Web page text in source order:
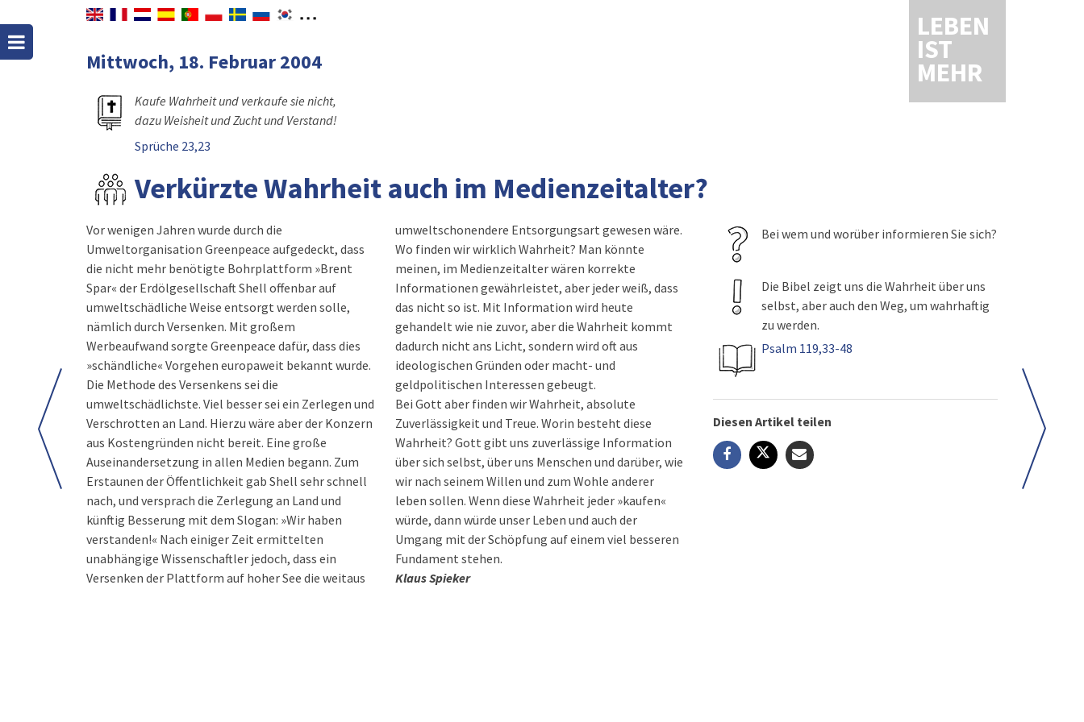
LEBEN
IST
MEHR
Mittwoch, 18. Februar 2004
Kaufe Wahrheit und verkaufe sie nicht,
dazu Weisheit und Zucht und Verstand!
Sprüche 23,23
Verkürzte Wahrheit auch im Medienzeitalter?
Vor wenigen Jahren wurde durch die
Umweltorganisation Greenpeace aufgedeckt, dass
die nicht mehr benötigte Bohrplattform »Brent
Spar« der Erdölgesellschaft Shell offenbar auf
umweltschädliche Weise entsorgt werden solle,
nämlich durch Versenken. Mit großem
Werbeaufwand sorgte Greenpeace dafür, dass dies
»schändliche« Vorgehen europaweit bekannt wurde.
Die Methode des Versenkens sei die
umweltschädlichste. Viel besser sei ein Zerlegen und
Verschrotten an Land. Hierzu wäre aber der Konzern
aus Kostengründen nicht bereit. Eine große
Auseinandersetzung in allen Medien begann. Zum
Erstaunen der Öffentlichkeit gab Shell sehr schnell
nach, und versprach die Zerlegung an Land und
künftig Besserung mit dem Slogan: »Wir haben
verstanden!« Nach einiger Zeit ermittelten
unabhängige Wissenschaftler jedoch, dass ein
Versenken der Plattform auf hoher See die weitaus
umweltschonendere Entsorgungsart gewesen wäre.
Wo finden wir wirklich Wahrheit? Man könnte
meinen, im Medienzeitalter wären korrekte
Informationen gewährleistet, aber jeder weiß, dass
das nicht so ist. Mit Information wird heute
gehandelt wie nie zuvor, aber die Wahrheit kommt
dadurch nicht ans Licht, sondern wird oft aus
ideologischen Gründen oder macht- und
geldpolitischen Interessen gebeugt.
Bei Gott aber finden wir Wahrheit, absolute
Zuverlässigkeit und Treue. Worin besteht diese
Wahrheit? Gott gibt uns zuverlässige Information
über sich selbst, über uns Menschen und darüber, wie
wir nach seinem Willen und zum Wohle anderer
leben sollen. Wenn diese Wahrheit jeder »kaufen«
würde, dann würde unser Leben und auch der
Umgang mit der Schöpfung auf einem viel besseren
Fundament stehen.
Klaus Spieker
Bei wem und worüber informieren Sie sich?
Die Bibel zeigt uns die Wahrheit über uns
selbst, aber auch den Weg, um wahrhaftig
zu werden.
Psalm 119,33-48
Diesen Artikel teilen